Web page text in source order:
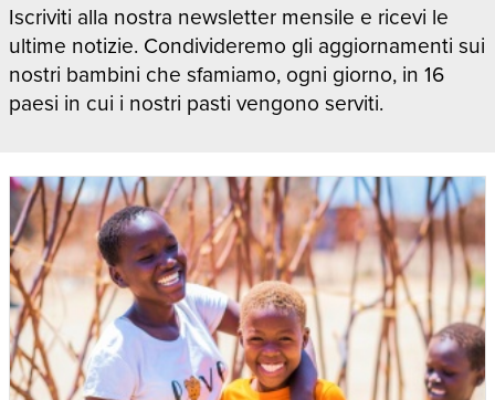
Iscriviti alla nostra newsletter mensile e ricevi le
ultime notizie. Condivideremo gli aggiornamenti sui
nostri bambini che sfamiamo, ogni giorno, in 16
paesi in cui i nostri pasti vengono serviti.